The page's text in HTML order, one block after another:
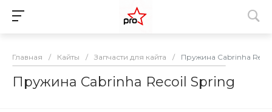
Главная / Кайты / Запчасти для кайта / Пружина Cabrinha
Пружина Cabrinha Recoil Spring